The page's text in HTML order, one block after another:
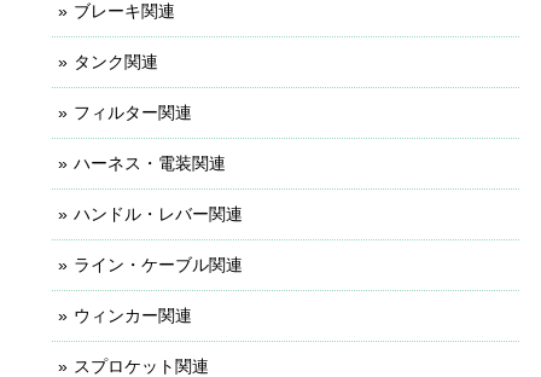
ブレーキ関連
タンク関連
フィルター関連
ハーネス・電装関連
ハンドル・レバー関連
ライン・ケーブル関連
ウィンカー関連
スプロケット関連